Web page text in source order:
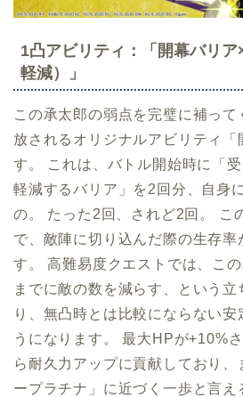
1凸アビリティ：「開幕バリ
軽減）」
この承太郎の弱点を完璧に補って
放されるオリジナルアビリティ「
す。 これは、バトル開始時に「
軽減するバリア」を2回分、自身
の。 たった2回、されど2回。 こ
で、敵陣に切り込んだ際の生存率
す。 高難易度クエストでは、こ
までに敵の数を減らす、という立
り、無凸時とは比較にならない安
うになります。 最大HPが+10%
ら耐久力アップに貢献しており、
ープラチナ」に近づく一歩と言え